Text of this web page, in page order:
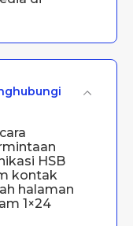
HSB
kontak
halaman
1×24